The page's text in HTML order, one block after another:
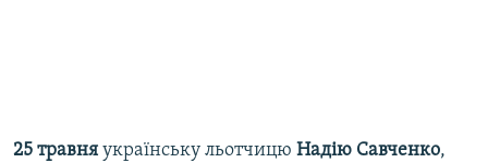
25 травня українську льотчицю Надію Савченко,